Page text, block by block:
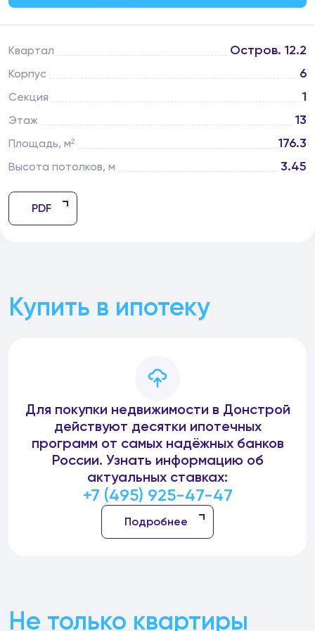
Квартал Остров. 12.2
Корпус 6
Секция 1
Этаж 13
Площадь, м² 176.3
Высота потолков, м 3.45
PDF
Купить в ипотеку
Для покупки недвижимости в Донстрой
действуют десятки ипотечных
программ от самых надёжных банков
России. Узнать информацию об
актуальных ставках:
+7 (495) 925-47-47
Подробнее
Не только квартиры